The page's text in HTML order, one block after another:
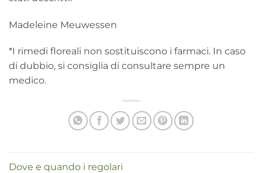
Madeleine Meuwessen
*I rimedi floreali non sostituiscono i farmaci. In caso
di dubbio, si consiglia di consultare sempre un
medico.
Dove e quando i regolari